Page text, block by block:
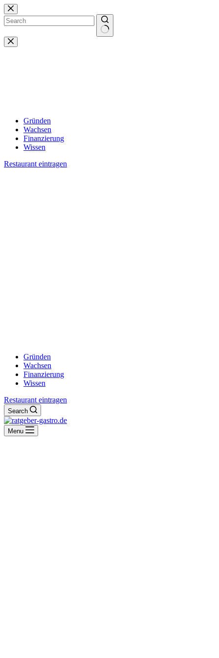
Zum
Inhalt
springen
Keine
Ergebnisse
Gründen
Wachsen
Finanzierung
Wissen
Restaurant eintragen
Gründen
Wachsen
Finanzierung
Wissen
Restaurant eintragen
Search
Menu